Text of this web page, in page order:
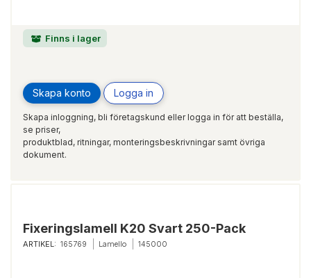
Finns i lager
Skapa konto Logga in
Skapa inloggning, bli företagskund eller logga in för att beställa,
se priser,
produktblad, ritningar, monteringsbeskrivningar samt övriga
dokument.
Fixeringslamell K20 Svart 250-Pack
ARTIKEL: 165769 Lamello 145000